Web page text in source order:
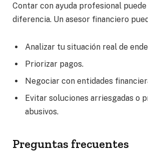
Contar con ayuda profesional
diferencia. Un asesor financiero
Analizar tu situación real de
Priorizar pagos.
Negociar con entidades
Evitar soluciones arriesgadas o
abusivos.
Preguntas frecuentes